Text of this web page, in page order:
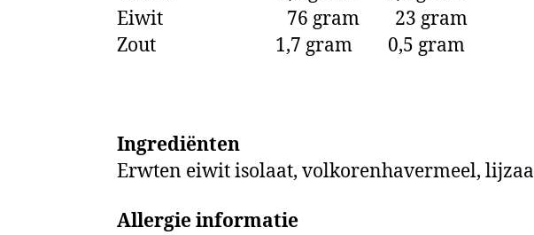
Eiwit 76 gram 23 gram
Zout 1,7 gram 0,5 gram
Ingrediënten
Erwten eiwit isolaat, volkorenhavermeel,
Allergie informatie